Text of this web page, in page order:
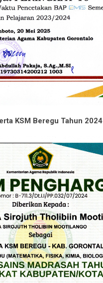
KSM Beregu Tahun 2024